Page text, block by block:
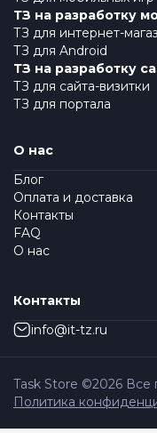
ТЗ на разработку
ТЗ для интернет-
ТЗ для Android
ТЗ на разработку
ТЗ для сайта-визитки
ТЗ для портала
О нас
Блог
Оплата и доставка
Контакты
FAQ
О нас
Контакты
info@it-tz.ru
Task Store ©2026 Все
Политика